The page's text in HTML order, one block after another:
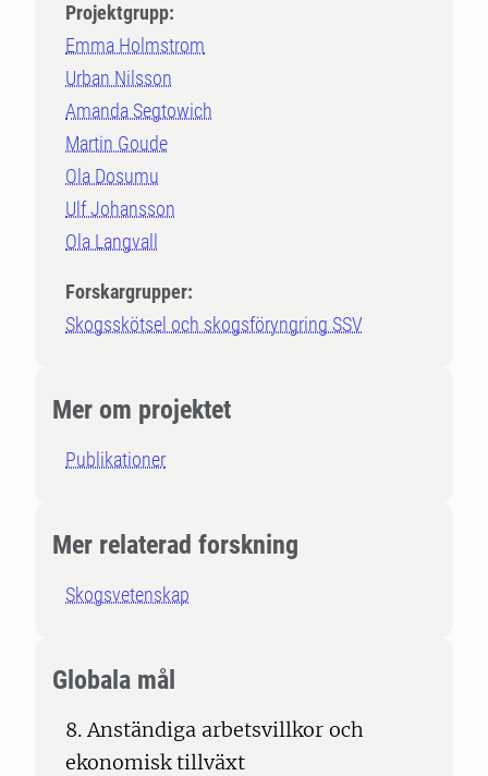
Projektgrupp:
Emma Holmstrom
Urban Nilsson
Amanda Segtowich
Martin Goude
Ola Dosumu
Ulf Johansson
Ola Langvall
Forskargrupper:
Skogsskötsel och skogsföryngring SSV
Mer om projektet
Publikationer
Mer relaterad forskning
Skogsvetenskap
Globala mål
8. Anständiga arbetsvillkor och
ekonomisk tillväxt